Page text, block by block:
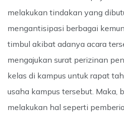
melakukan tindakan yang
mengantisipasi berbagai
timbul akibat adanya acara
mengajukan surat perizinan
kelas di kampus untuk rapat
usaha kampus tersebut. Maka,
melakukan hal seperti